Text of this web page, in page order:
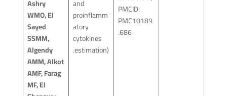
PMCID:
PMC10189
686.
and
proinflamm
atory
cytokines
estimation).
Ashry
WMO, El
Sayed
SSMM,
Algendy
AMM, Alkot
AMF, Farag
MF, El